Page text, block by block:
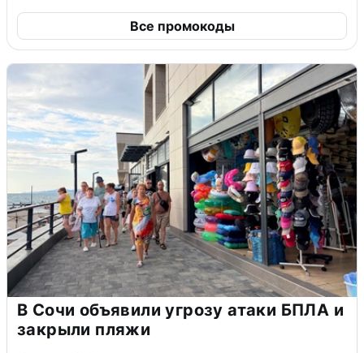
Все промокоды
В Сочи объявили угрозу атаки БПЛА и
закрыли пляжи